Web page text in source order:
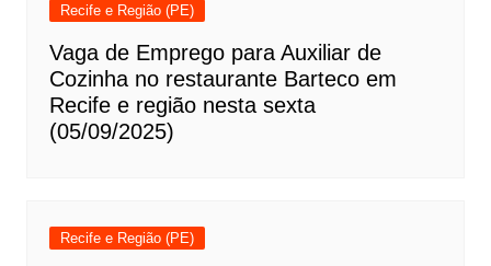
Recife e Região (PE)
Vaga de Emprego para Auxiliar de
Cozinha no restaurante Barteco em
Recife e região nesta sexta
(05/09/2025)
Recife e Região (PE)